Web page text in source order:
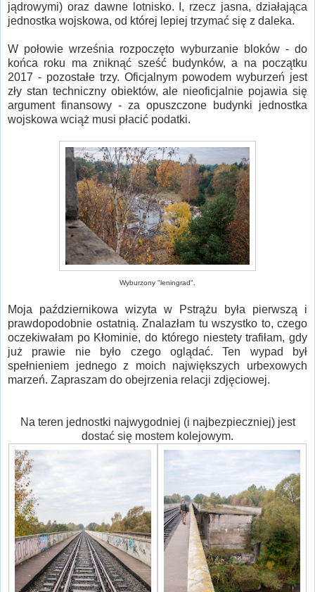
jądrowymi) oraz dawne lotnisko. I, rzecz jasna, działająca
jednostka wojskowa, od której lepiej trzymać się z daleka.
W połowie września rozpoczęto wyburzanie bloków - do
końca roku ma zniknąć sześć budynków, a na początku
2017 - pozostałe trzy. Oficjalnym powodem wyburzeń jest
zły stan techniczny obiektów, ale nieoficjalnie pojawia się
argument finansowy - za opuszczone budynki jednostka
wojskowa wciąż musi płacić podatki.
Wyburzony "leningrad".
Moja październikowa wizyta w Pstrążu była pierwszą i
prawdopodobnie ostatnią. Znalazłam tu wszystko to, czego
oczekiwałam po Kłominie, do którego niestety trafiłam, gdy
już prawie nie było czego oglądać. Ten wypad był
spełnieniem jednego z moich największych urbexowych
marzeń. Zapraszam do obejrzenia relacji zdjęciowej.
Na teren jednostki najwygodniej (i najbezpieczniej) jest
dostać się mostem kolejowym.